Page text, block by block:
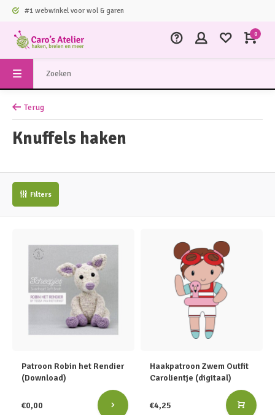
#1 webwinkel voor wol & garen
0
Terug
Knuffels haken
Filters
Patroon Robin het Rendier
(Download)
€0,00
Haakpatroon Zwem Outfit
Carolientje (digitaal)
€4,25